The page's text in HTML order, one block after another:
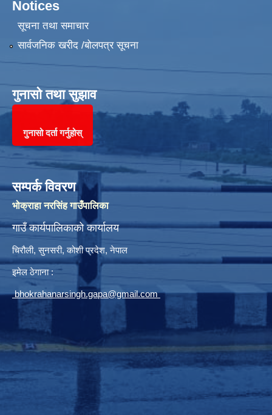
Notices
सूचना तथा समाचार
सार्वजनिक खरीद /बोलपत्र सूचना
गुनासो तथा सुझाव
गुनासो दर्ता गर्नुहोस्
सम्पर्क विवरण
भोक्राहा नरसिंह गाउँपालिका
गाउँ कार्यपालिकाको कार्यालय
चिरौली, सुनसरी, कोशी प्रदेश, नेपाल
इमेल ठेगाना :
bhokrahanarsingh.gapa@gmail.com